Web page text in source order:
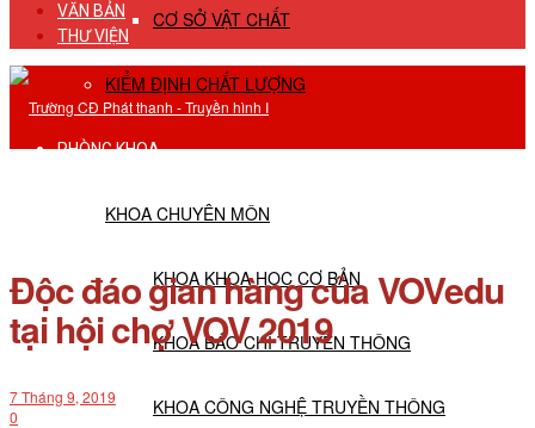
CƠ SỞ VẬT CHẤT
KIỂM ĐỊNH CHẤT LƯỢNG
PHÒNG KHOA
KHOA CHUYÊN MÔN
KHOA KHOA HỌC CƠ BẢN
KHOA BÁO CHÍ TRUYỀN THÔNG
KHOA CÔNG NGHỆ TRUYỀN THÔNG
VĂN BẢN
THƯ VIỆN
Độc đáo gian hàng của VOVedu
tại hội chợ VOV 2019
7 Tháng 9, 2019
0